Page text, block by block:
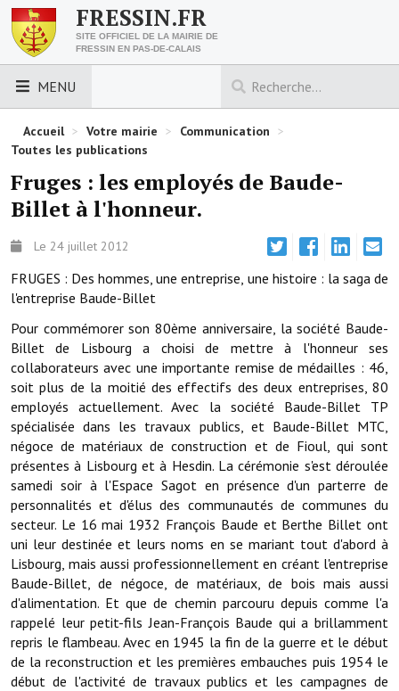
FRESSIN.FR
SITE OFFICIEL DE LA MAIRIE DE
FRESSIN EN PAS-DE-CALAIS
MENU
LES ESSENTIELS
Découvrez Fressin
Venir à Fressin
Urbanisme
Nous contacter
Les foulées fressinoises
ACCÈS RAPIDE
Démarches administratives
Projets et travaux en cours
Fêtes et manifestations
Numéros d'urgence
Terrains et maisons à vendre
VOTRE MAIRIE
Elus et agents
Accueil > Votre mairie > Communication >
Toutes les publications
Fruges : les employés de Baude-
Billet à l'honneur.
Le 24 juillet 2012
FRUGES : Des hommes, une entreprise, une histoire : la saga de
l'entreprise Baude-Billet
Pour commémorer son 80ème anniversaire, la société Baude-
Billet de Lisbourg a choisi de mettre à l'honneur ses
collaborateurs avec une importante remise de médailles : 46,
soit plus de la moitié des effectifs des deux entreprises, 80
employés actuellement. Avec la société Baude-Billet TP
spécialisée dans les travaux publics, et Baude-Billet MTC,
négoce de matériaux de construction et de Fioul, qui sont
présentes à Lisbourg et à Hesdin. La cérémonie s'est déroulée
samedi soir à l'Espace Sagot en présence d'un parterre de
personnalités et d'élus des communautés de communes du
secteur. Le 16 mai 1932 François Baude et Berthe Billet ont
uni leur destinée et leurs noms en se mariant tout d'abord à
Lisbourg, mais aussi professionnellement en créant l'entreprise
Baude-Billet, de négoce, de matériaux, de bois mais aussi
d'alimentation. Et que de chemin parcouru depuis comme l'a
rappelé leur petit-fils Jean-François Baude qui a brillamment
repris le flambeau. Avec en 1945 la fin de la guerre et le début
de la reconstruction et les premières embauches puis 1954 le
début de l'activité de travaux publics et les campagnes de